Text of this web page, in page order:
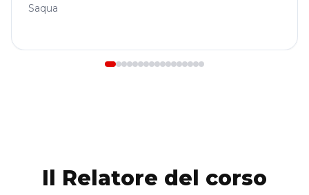
Saqua
Il Relatore del corso